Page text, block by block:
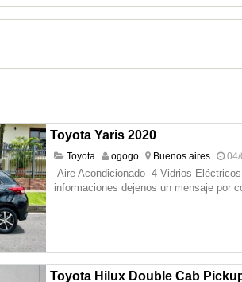
Toyota Yaris 2020
Toyota ogogo Buenos aires 04/
-Aire Acondicionado -4 Vidrios
informaciones dejenos un mensaje por
Toyota Hilux Double Cab